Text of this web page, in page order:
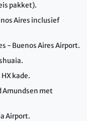
pakket).
Aires inclusief
- Buenos Aires Airport.
kade.
Amundsen met
Airport.